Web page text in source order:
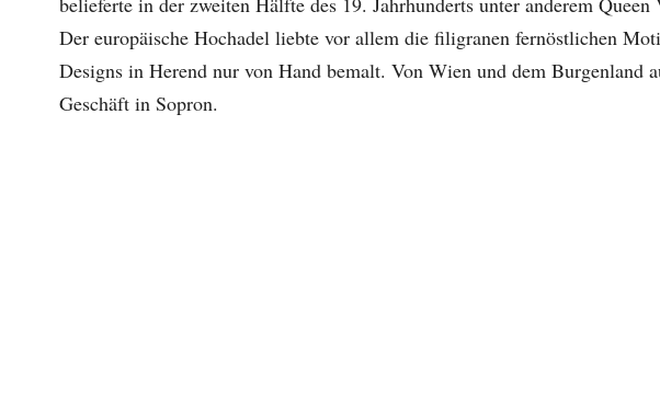
Der europäische Hochadel liebte vor allem die filigranen fernöstlichen
Designs in Herend nur von Hand bemalt. Von Wien und dem Burgenland
Geschäft in Sopron.